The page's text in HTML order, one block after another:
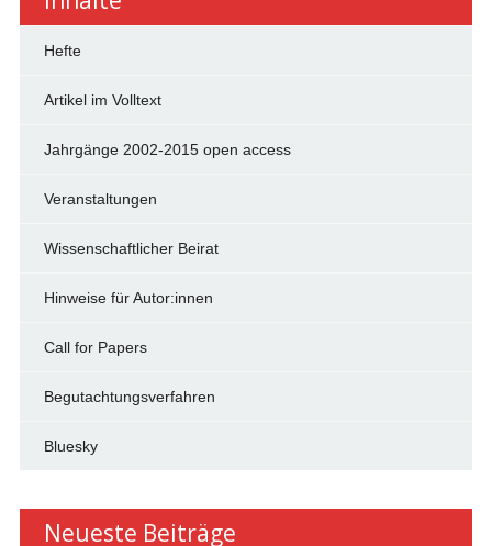
Hefte
Artikel im Volltext
Jahrgänge 2002-2015 open access
Veranstaltungen
Wissenschaftlicher Beirat
Hinweise für Autor:innen
Call for Papers
Begutachtungsverfahren
Bluesky
Neueste Beiträge